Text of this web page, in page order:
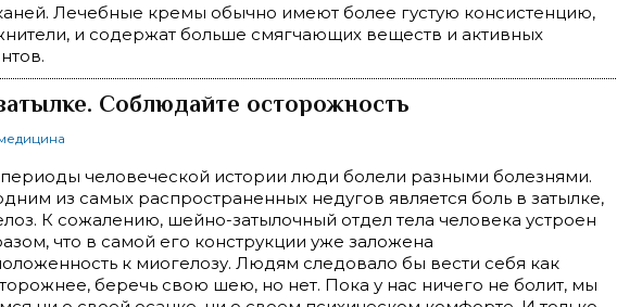
Лечебные кремы обычно имеют более густую консистенцию,
и содер­жат больше смягчающих веществ и активных
Соблюдайте осторожность
человеческой истории люди болели разными болезнями.
из самых распространенных недугов является боль в затылке,
К сожалению, шейно-затылочный отдел тела человека устроен
что в самой его конструкции уже заложена
к миогелозу. Людям следовало бы вести себя как
беречь свою шею, но нет. Пока у нас ничего не болит, мы